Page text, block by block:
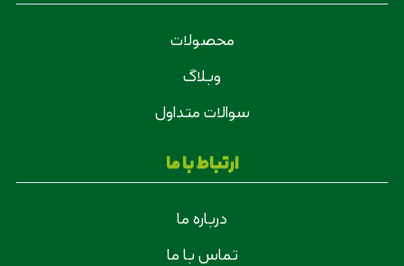
محصولات
وبلاگ
سوالات متداول
ارتباط با ما
درباره ما
تماس با ما